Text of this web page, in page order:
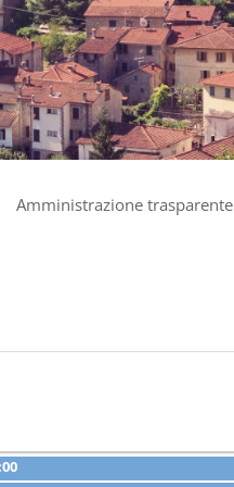
Amministrazione trasparente